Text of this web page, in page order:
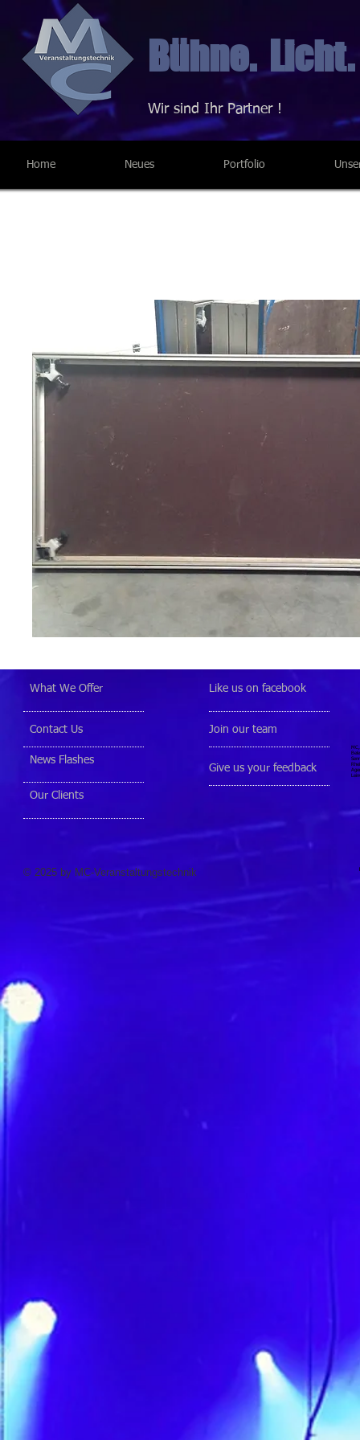
Home Neues Portfolio
Bühne.
Wir sind Ihr Partner !
What We Offer
Contact Us
News Flashes
Our Clients
Like us on facebook
Join our team
Give us your feedback
© 2025 by MC-Veranstaltungstechnik